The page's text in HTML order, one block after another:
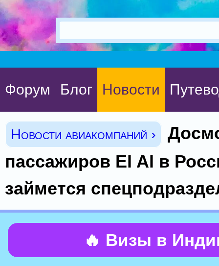
Форум Блог Новости
Новости авиакомпаний ›
пассажиров El Al в
займется
🔥 Визы в